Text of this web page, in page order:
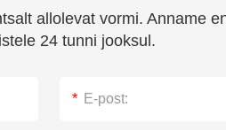
allolevat vormi. Anname
24 tunni jooksul.